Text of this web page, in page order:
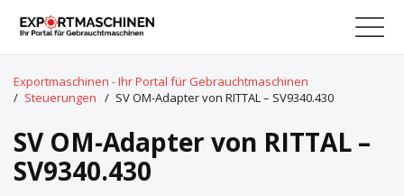
Exportmaschinen - Ihr Portal für Gebrauchtmaschinen
/ Steuerungen / SV OM-Adapter von RITTAL – SV9340.430
SV OM-Adapter von RITTAL –
SV9340.430